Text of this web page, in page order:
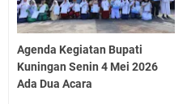
Agenda Kegiatan Bupati
Kuningan Senin 4 Mei 2026
Ada Dua Acara